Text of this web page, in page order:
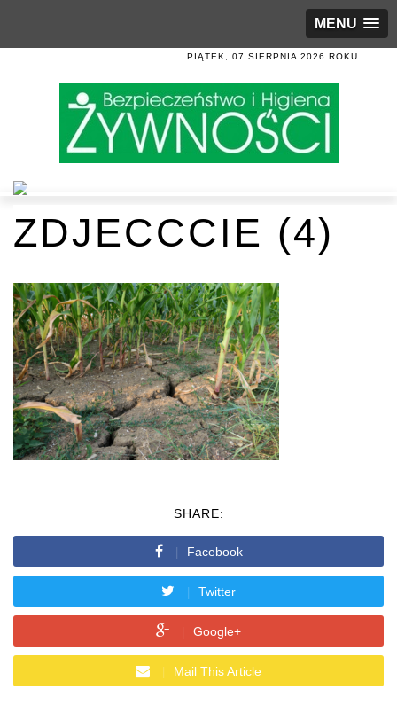
MENU
PIĄTEK, 07 SIERPNIA 2026 ROKU.
ZDJECCCIE (4)
SHARE:
Facebook
Twitter
Google+
Mail This Article